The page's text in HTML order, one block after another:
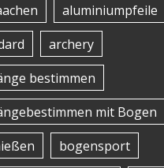
aluminiumpfeile
archery
bestimmen
mit Bogen
bogensport